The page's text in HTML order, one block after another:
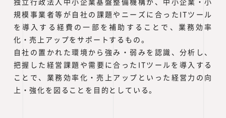
独立行政法人中小企業基盤整備機構が、中小企業・小
規模事業者等が自社の課題やニーズに合ったITツール
を導入する経費の一部を補助することで、業務効率
化・売上アップをサポートするもの。
自社の置かれた環境から強み・弱みを認識、分析し、
把握した経営課題や需要に合ったITツールを導入する
ことで、業務効率化・売上アップといった経営力の向
上・強化を図ることを目的としている。